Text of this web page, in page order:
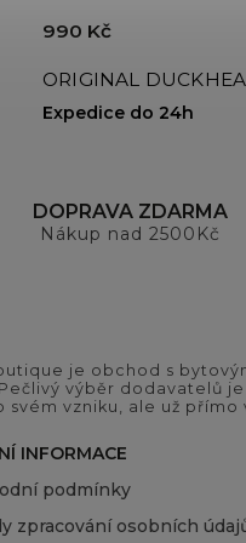
ORIGINAL
Expedice do 24h
990 Kč
DOPRAVA ZDARMA
Nákup nad 2500Kč
je obchod s
výběr dodavatelů
vzniku, ale už přímo
INFORMACE
podmínky
zpracování osobních